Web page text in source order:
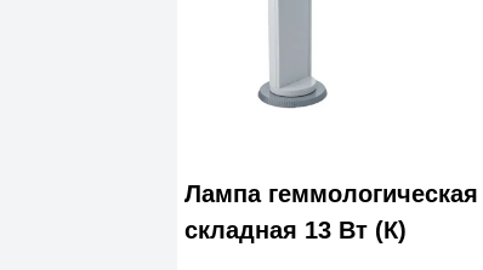
Лампа геммологическая
складная 13 Вт (К)